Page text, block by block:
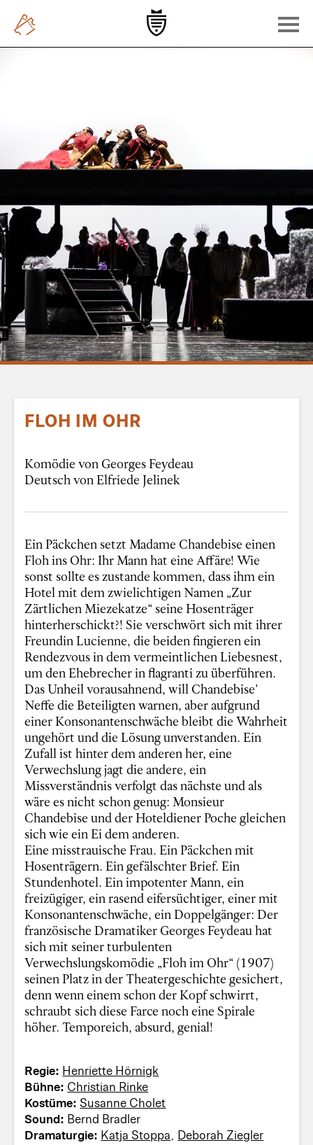
FLOH IM OHR
Komödie von Georges Feydeau
Deutsch von Elfriede Jelinek
Ein Päckchen setzt Madame Chandebise einen
Floh ins Ohr: Ihr Mann hat eine Affäre! Wie
sonst sollte es zustande kommen, dass ihm ein
Hotel mit dem zwielichtigen Namen „Zur
Zärtlichen Miezekatze“ seine Hosenträger
hinterherschickt?! Sie verschwört sich mit ihrer
Freundin Lucienne, die beiden fingieren ein
Rendezvous in dem vermeintlichen Liebesnest,
um den Ehebrecher in flagranti zu überführen.
Das Unheil vorausahnend, will Chandebise’
Neffe die Beteiligten warnen, aber aufgrund
einer Konsonantenschwäche bleibt die Wahrheit
ungehört und die Lösung unverstanden. Ein
Zufall ist hinter dem anderen her, eine
Verwechslung jagt die andere, ein
Missverständnis verfolgt das nächste und als
wäre es nicht schon genug: Monsieur
Chandebise und der Hoteldiener Poche gleichen
sich wie ein Ei dem anderen.
Eine misstrauische Frau. Ein Päckchen mit
Hosenträgern. Ein gefälschter Brief. Ein
Stundenhotel. Ein impotenter Mann, ein
freizügiger, ein rasend eifersüchtiger, einer mit
Konsonantenschwäche, ein Doppelgänger: Der
französische Dramatiker Georges Feydeau hat
sich mit seiner turbulenten
Verwechslungskomödie „Floh im Ohr“ (1907)
seinen Platz in der Theatergeschichte gesichert,
denn wenn einem schon der Kopf schwirrt,
schraubt sich diese Farce noch eine Spirale
höher. Temporeich, absurd, genial!
Regie: Henriette Hörnigk
Bühne: Christian Rinke
Kostüme: Susanne Cholet
Sound: Bernd Bradler
Dramaturgie: Katja Stoppa, Deborah Ziegler